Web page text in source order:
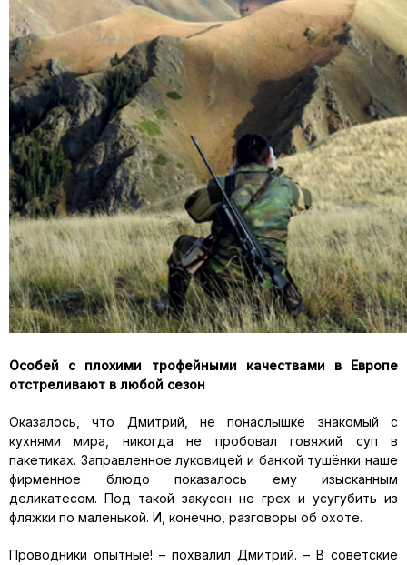
Особей с плохими трофейными качествами в Европе
отстреливают в любой сезон
Оказалось, что Дмитрий, не понаслышке знакомый с
кухнями мира, никогда не пробовал говяжий суп в
пакетиках. Заправленное луковицей и банкой тушёнки наше
фирменное блюдо показалось ему изысканным
деликатесом. Под такой закусон не грех и усугубить из
фляжки по маленькой. И, конечно, разговоры об охоте.
Проводники опытные! – похвалил Дмитрий. – В советские